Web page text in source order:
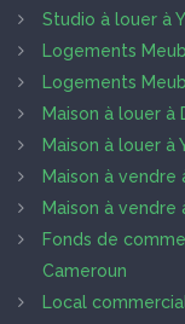
Studio à louer à
Logements
Logements
Maison à louer à
Maison à louer à
Maison à vendre
Maison à vendre
Fonds de
Cameroun
Local